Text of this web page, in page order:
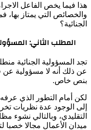
هذا فيما يخص الفاعل
والخصائص التي يمتاز
الجنائية؟
المطلب الثاني:
تجد المسؤولية الجنائية
عن ذلك أنه لا مسؤولية
بنص خاص.
لكن أمام التطور الذي
إلى الوجود عدة نظريات
التقليدي، وبالتالي نشوء
ميدان الأعمال مجالا خصبا